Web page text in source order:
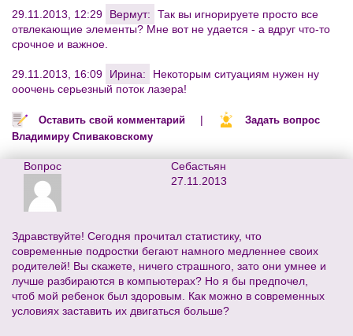
29.11.2013, 12:29 Вермут:
Так вы игнорируете просто все
отвлекающие элементы? Мне вот не удается - а вдруг что-то
срочное и важное.
29.11.2013, 16:09 Ирина:
Некоторым ситуациям нужен ну
ооочень серьезный поток лазера!
Оставить свой комментарий |
Задать вопрос
Владимиру Спиваковскому
Вопрос
Себастьян
27.11.2013
Здравствуйте! Сегодня прочитал статистику, что
современные подростки бегают намного медленнее своих
родителей! Вы скажете, ничего страшного, зато они умнее и
лучше разбираются в компьютерах? Но я бы предпочел,
чтоб мой ребенок был здоровым. Как можно в современных
условиях заставить их двигаться больше?